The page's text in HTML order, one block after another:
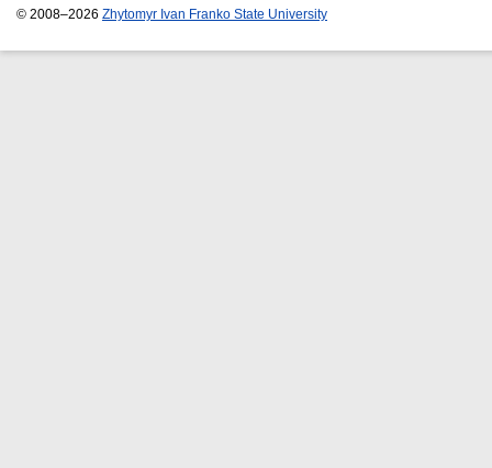
© 2008–2026 Zhytomyr Ivan Franko State University